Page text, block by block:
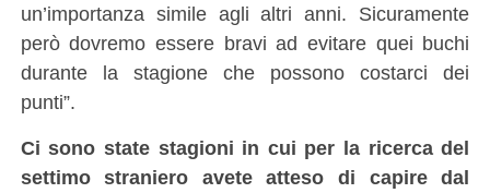
un’importanza simile agli altri anni. Sicuramente
però dovremo essere bravi ad evitare quei buchi
durante la stagione che possono costarci dei
punti”.
Ci sono state stagioni in cui per la ricerca del
settimo straniero avete atteso di capire dal